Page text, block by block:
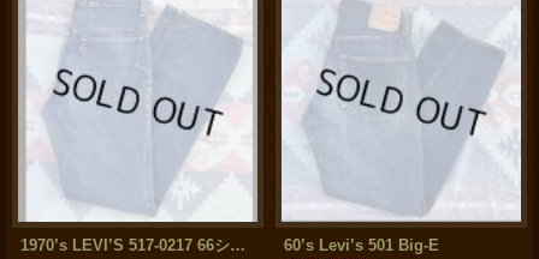
1970’s LEVI’S 517-0217 66シングルモデル (実寸32x31) 60’s Levi’s 501 Big-E